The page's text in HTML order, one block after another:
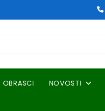
OBRASCI NOVOSTI